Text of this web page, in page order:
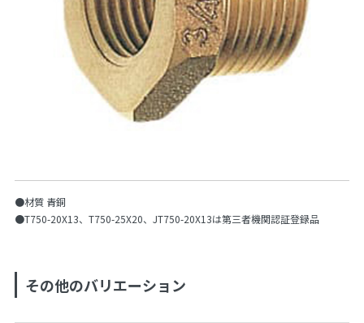
●材質 青銅
●T750-20X13、T750-25X20、JT750-20X13は第三者機関認証登録品
その他のバリエーション